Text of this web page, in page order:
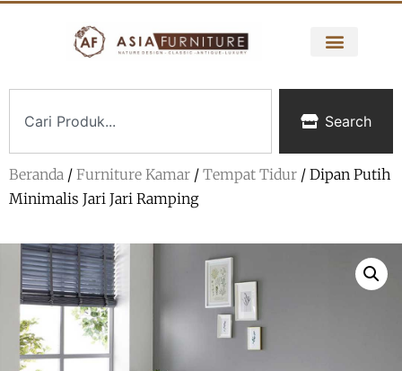
Search
Beranda / Furniture Kamar / Tempat Tidur / Dipan Putih
Minimalis Jari Jari Ramping